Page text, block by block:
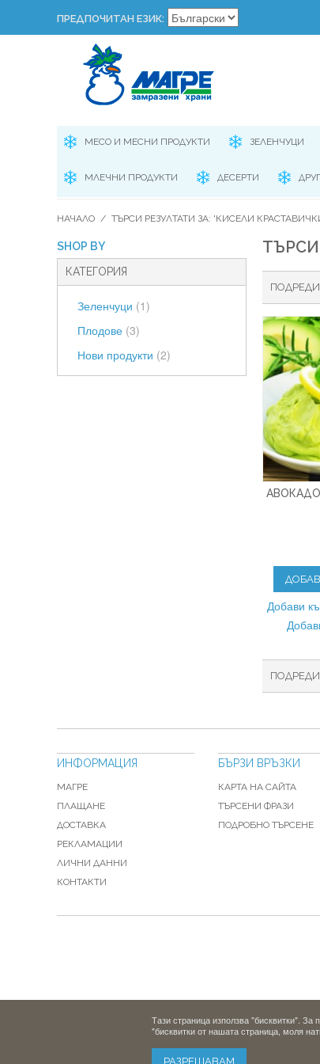
ПРЕДПОЧИТАН ЕЗИК:
МЕСО И МЕСНИ ПРОДУКТИ ЗЕЛЕНЧУЦИ
МЛЕЧНИ ПРОДУКТИ ДЕСЕРТИ
НАЧАЛО / ТЪРСИ РЕЗУЛТАТИ ЗА: 'КИСЕЛИ
SHOP BY
КАТЕГОРИЯ
Зеленчуци (1)
Плодове (3)
Нови продукти (2)
Добави
ИНФОРМАЦИЯ
МАГРЕ
ПЛАЩАНЕ
ДОСТАВКА
РЕКЛАМАЦИИ
ЛИЧНИ ДАННИ
КОНТАКТИ
БЪРЗИ ВРЪЗКИ
КАРТА НА САЙТА
ТЪРСЕНИ ФРАЗИ
ПОДРОБНО ТЪРСЕНЕ
Тази страница използва "бисквитки".
"бисквитки от нашата страница, моля
РАЗРЕШАВАМ